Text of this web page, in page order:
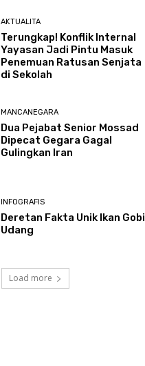
AKTUALITA
Terungkap! Konflik Internal
Yayasan Jadi Pintu Masuk
Penemuan Ratusan Senjata
di Sekolah
MANCANEGARA
Dua Pejabat Senior Mossad
Dipecat Gegara Gagal
Gulingkan Iran
INFOGRAFIS
Deretan Fakta Unik Ikan Gobi
Udang
Load more